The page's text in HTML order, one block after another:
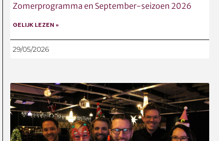
Zomerprogramma en September-seizoen 2026
GELIJK LEZEN »
29/05/2026